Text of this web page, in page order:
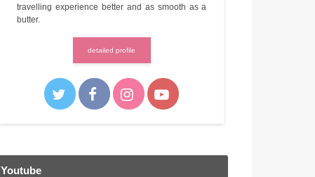
travelling experience better and as smooth as a
butter.
detailed profile
Youtube